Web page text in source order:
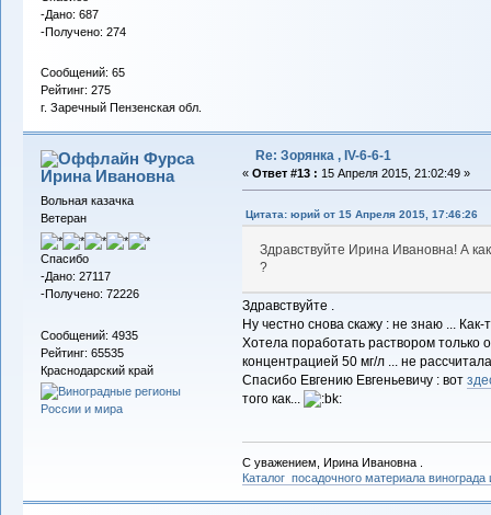
-Дано: 687
-Получено: 274
Сообщений: 65
Рейтинг: 275
г. Заречный Пензенская обл.
Фурса
Ирина Ивановна
Вольная казачка
Ветеран
Спасибо
-Дано: 27117
-Получено: 72226
Сообщений: 4935
Рейтинг: 65535
Краснодарский край
Re: Зорянка , IV-6-6-1
« Ответ #13 : 15 Апреля 2015, 21:02:49 »
Цитата: юрий от 15 Апреля 2015, 17:46:26
Здравствуйте Ирина Ивановна! А
?
Здравствуйте .
Ну честно снова скажу : не знаю ... Как-
Хотела поработать раствором только
концентрацией 50 мг/л ... не
Спасибо Евгению Евгеньевичу : вот
того как...
С уважением, Ирина Ивановна .
Каталог посадочного материала